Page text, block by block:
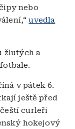
nebo
uvedla
žlutých a
v pátek 6.
ještě před
curleři
hokejový